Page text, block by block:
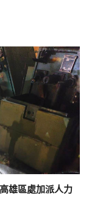
雄區處加派人力